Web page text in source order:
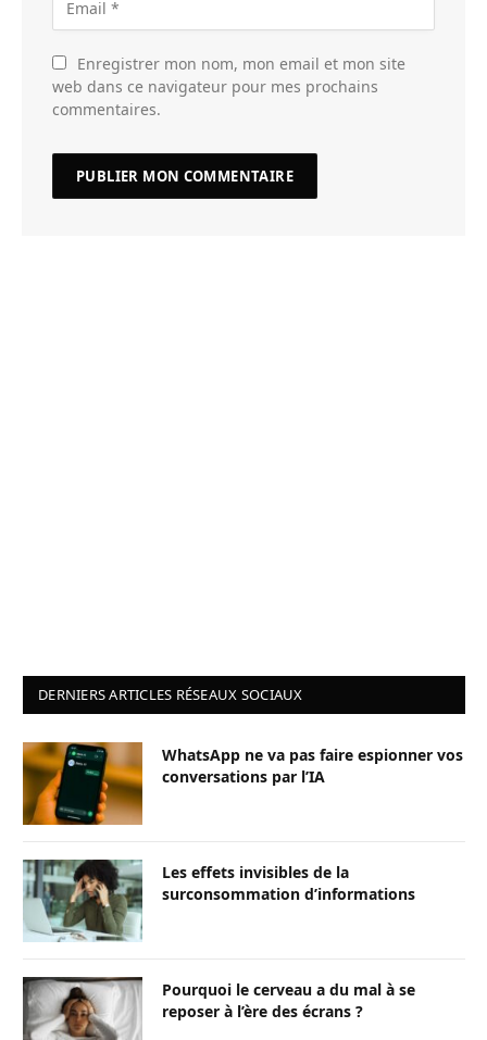
Enregistrer mon nom, mon email et mon site
web dans ce navigateur pour mes prochains
commentaires.
DERNIERS ARTICLES RÉSEAUX SOCIAUX
WhatsApp ne va pas faire espionner vos
conversations par l’IA
Les effets invisibles de la
surconsommation d’informations
Pourquoi le cerveau a du mal à se
reposer à l’ère des écrans ?